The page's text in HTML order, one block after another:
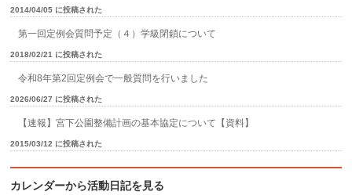
2014/04/05 に投稿された
第一回定例会質問予定（４）学級閉鎖について
2018/02/21 に投稿された
令和8年第2回定例会で一般質問を行いました
2026/06/27 に投稿された
【速報】宮下公園整備計画の基本協定について【資料】
2015/03/12 に投稿された
カレンダーから活動日記を見る